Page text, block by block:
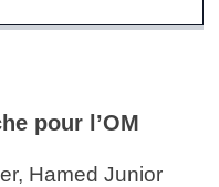
pour l’OM
Hamed Junior